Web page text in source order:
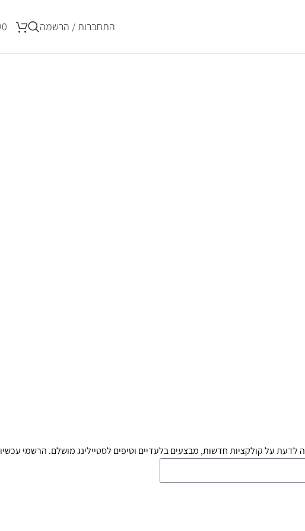
התחברות / הרשמה 0
לדעת על קולקציות חדשות, מבצעים בלעדיים וטיפים לסטיילינג מושלם. הרשמי עכשיו